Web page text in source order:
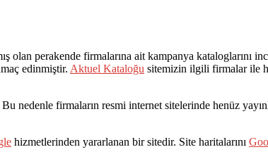
perakende firmalarına ait kampanya kataloglarını
edinmiştir. Aktuel Kataloğu sitemizin ilgili firmalar ile
Bu nedenle firmaların resmi internet sitelerinde henüz
hizmetlerinden yararlanan bir sitedir. Site haritalarını